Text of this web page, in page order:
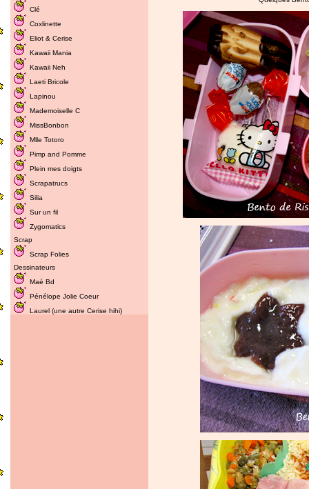
Clé
Coxlinette
Eliot & Cerise
Kawaii Mania
Kawaii Neh
Laeti Bricole
Lapinou
Mademoiselle C
MissBonbon
Mlle Totoro
Pimp and Pomme
Plein mes doigts
Scrapatrucs
Silia
Sur un fil
Zygomatics
Scrap
Scrap Folies
Dessinateurs
Maé Bd
Pénélope Jolie Coeur
Laurel (une autre Cerise hihi)